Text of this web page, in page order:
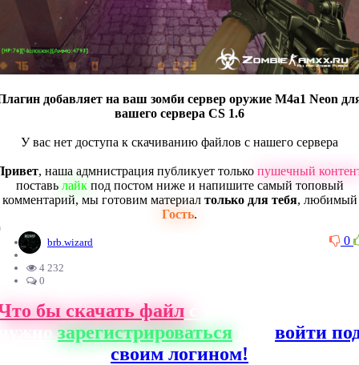
добавляет на ваш зомби сервер оружие M4a1 Neon
вашего сервера CS 1.6
У вас нет доступа к скачиванию файлов с нашего сервера
, наша адмнистрация публикует только пушечный
поставь лайкпод постом ниже и напишите самый топовый
комментарий, мы готовим материал только для тебя, любимый
Гость.
0
brb.wizard
4 232
0
бы скачать файлс нашего сайта,
зарегистрироваться
войти
своим логином!